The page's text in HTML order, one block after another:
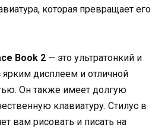
которая превращает его
Book 2 — это ультратонкий и
дисплеем и отличной
Он также имеет долгую
клавиатуру. Стилус в
вам рисовать и писать на